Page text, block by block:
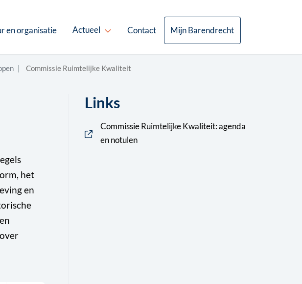
en organisatie Actueel Contact Mijn Barendrecht
Commissie Ruimtelijke Kwaliteit
het
en
Links
Commissie Ruimtelijke Kwaliteit: agenda
en notulen